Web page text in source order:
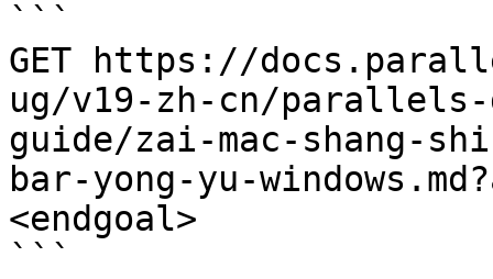
```
GET https://
ug/v19-zh-cn/parallels-
guide/zai-mac-shang-
bar-yong-yu-
<endgoal>
```